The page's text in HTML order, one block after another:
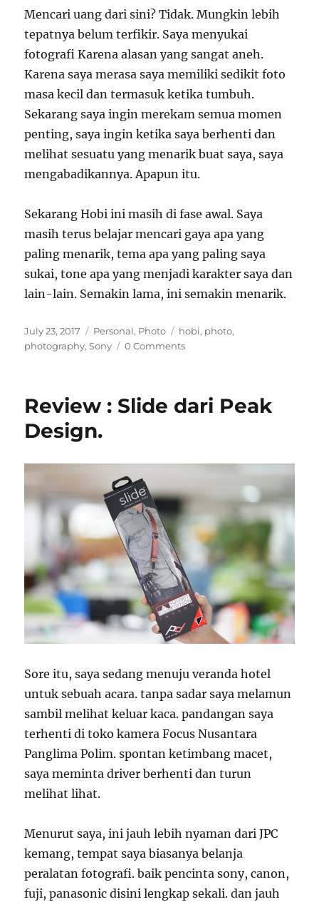
Mencari uang dari sini? Tidak. Mungkin lebih
tepatnya belum terfikir. Saya menyukai
fotografi Karena alasan yang sangat aneh.
Karena saya merasa saya memiliki sedikit foto
masa kecil dan termasuk ketika tumbuh.
Sekarang saya ingin merekam semua momen
penting, saya ingin ketika saya berhenti dan
melihat sesuatu yang menarik buat saya, saya
mengabadikannya. Apapun itu.
Sekarang Hobi ini masih di fase awal. Saya
masih terus belajar mencari gaya apa yang
paling menarik, tema apa yang paling saya
sukai, tone apa yang menjadi karakter saya dan
lain-lain. Semakin lama, ini semakin menarik.
Posted
on
July 23, 2017 Categories
Personal, Photo Tags
hobi, photo,
photography,Sony 0 Comments
Review : Slide dari Peak
Design.
Sore itu, saya sedang menuju veranda hotel
untuk sebuah acara. tanpa sadar saya melamun
sambil melihat keluar kaca. pandangan saya
terhenti di toko kamera Focus Nusantara
Panglima Polim. spontan ketimbang macet,
saya meminta driver berhenti dan turun
melihat lihat.
Menurut saya, ini jauh lebih nyaman dari JPC
kemang, tempat saya biasanya belanja
peralatan fotografi. baik pencinta sony, canon,
fuji, panasonic disini lengkap sekali. dan jauh